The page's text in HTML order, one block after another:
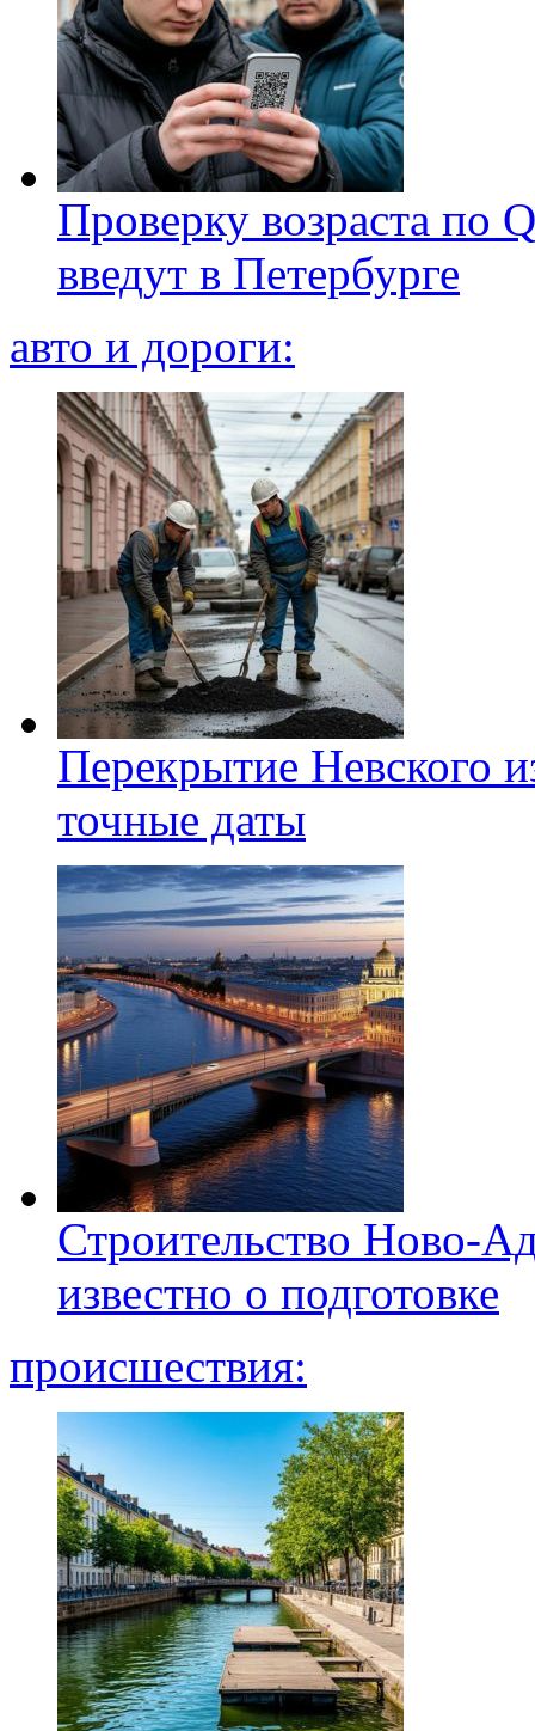
Проверку возраста по
введут в Петербурге
авто и дороги:
Перекрытие Невского
точные даты
Строительство Ново-
известно о подготовке
происшествия: